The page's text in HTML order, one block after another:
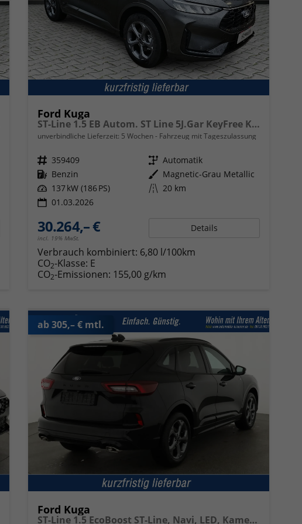
Ford Kuga
ST-Line 1.5 EB Autom. ST Line 5J.Gar KeyFree Kamera
unverbindliche Lieferzeit: 5 Wochen Fahrzeug mit Tageszulassung
Fahrzeugnr. 359409 Getriebe Automatik
Kraftstoff Benzin Außenfarbe Magnetic-Grau Metallic
Leistung 137 kW (186 PS) Kilometerstand 20 km
01.03.2026
30.264,– €
incl. 19% MwSt.
Details
Verbrauch kombiniert: 6,80 l/100km
CO2-Klasse: E
CO2-Emissionen: 155,00 g/km
ab 305,– € mtl.
Ford Kuga
ST-Line 1.5 EcoBoost ST-Line, Navi, LED, Kamera, Winter, FS beheizbar